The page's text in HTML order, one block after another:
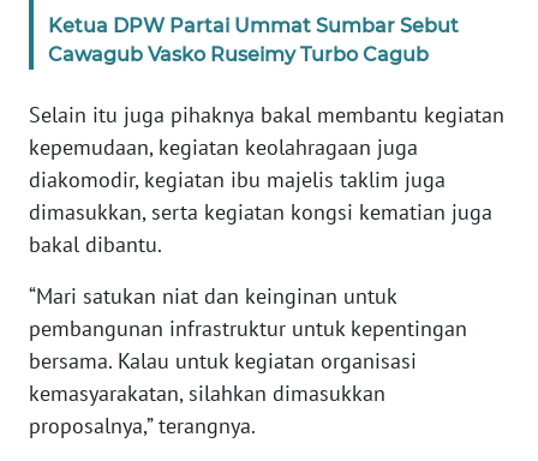
Ketua DPW Partai Ummat Sumbar Sebut
Cawagub Vasko Ruseimy Turbo Cagub
Selain itu juga pihaknya bakal membantu kegiatan
kepemudaan, kegiatan keolahragaan juga
diakomodir, kegiatan ibu majelis taklim juga
dimasukkan, serta kegiatan kongsi kematian juga
bakal dibantu.
“Mari satukan niat dan keinginan untuk
pembangunan infrastruktur untuk kepentingan
bersama. Kalau untuk kegiatan organisasi
kemasyarakatan, silahkan dimasukkan
proposalnya,” terangnya.
SERAMBI
SULTRA
WN
WN
SULTENG
WN